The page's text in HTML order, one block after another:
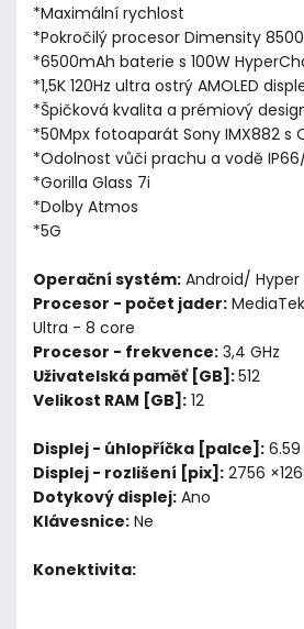
*Maximální rychlost
*Pokročilý procesor Dimensity
*6500mAh baterie s 100W
*1,5K 120Hz ultra ostrý AMOLED
*Špičková kvalita a prémiový
*50Mpx fotoaparát Sony IMX882 s
*Odolnost vůči prachu a vodě
*Gorilla Glass 7i
*Dolby Atmos
*5G
Operační systém: Android/ Hyper
Procesor - počet jader:
Ultra - 8 core
Procesor - frekvence: 3,4 GHz
Uživatelská paměť [GB]:512
Velikost RAM [GB]: 12
Displej - úhlopříčka [palce]: 6.59
Displej - rozlišení [pix]: 2756
Dotykový displej: Ano
Klávesnice: Ne
Konektivita: